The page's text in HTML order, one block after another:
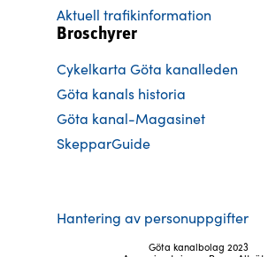
Aktuell trafikinformation
Broschyrer
Cykelkarta Göta kanalleden
Göta kanals historia
Göta kanal-Magasinet
SkepparGuide
Hantering av personuppgifter
Göta kanalbolag 2023